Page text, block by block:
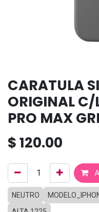
CARATULA
ORIGINAL C/
PRO MAX
$120.00
NEUTRO